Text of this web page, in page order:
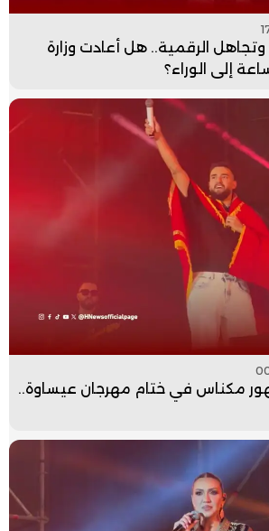
وتجاهل الرقمية.. هل أعادت وزارة
إلى الوراء؟
مكناس في ختام مهرجان عيساوة..